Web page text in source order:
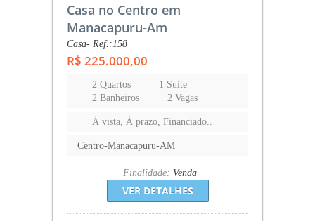
Casa no Centro em
Manacapuru-Am
Casa- Ref.:158
R$ 225.000,00
2 Quartos
1 Suíte
2 Banheiros
2 Vagas
À vista, À prazo, Financiado..
Centro-Manacapuru-AM
Finalidade: Venda
VER DETALHES